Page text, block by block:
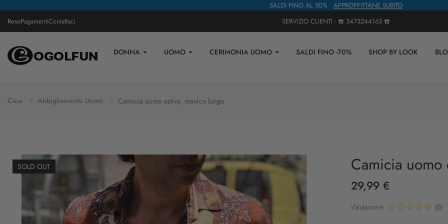
SALDI FINO AL 50% APPROFFITTANE SUBITO
ResoPagamentiContattaci SERVIZIO CLIENTI - ☎️ 3473244163 ☎️
DONNA UOMO CERIMONIA UOMO SALDI FINO -70% SHOP BY LOOK
Casa Abbigliamento Uomo Camicia uomo estiva, manica lunga
SOLD OUT Camicia uomo
29,99 €
Valutazione: (0)